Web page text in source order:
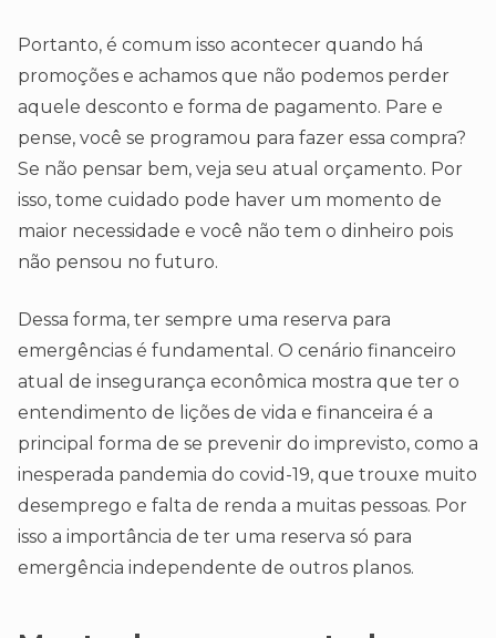
Portanto, é comum isso acontecer quando há
promoções e achamos que não podemos perder
aquele desconto e forma de pagamento. Pare e
pense, você se programou para fazer essa compra?
Se não pensar bem, veja seu atual orçamento. Por
isso, tome cuidado pode haver um momento de
maior necessidade e você não tem o dinheiro pois
não pensou no futuro.
Dessa forma, ter sempre uma reserva para
emergências é fundamental. O cenário financeiro
atual de insegurança econômica mostra que ter o
entendimento de lições de vida e financeira é a
principal forma de se prevenir do imprevisto, como a
inesperada pandemia do covid-19, que trouxe muito
desemprego e falta de renda a muitas pessoas. Por
isso a importância de ter uma reserva só para
emergência independente de outros planos.